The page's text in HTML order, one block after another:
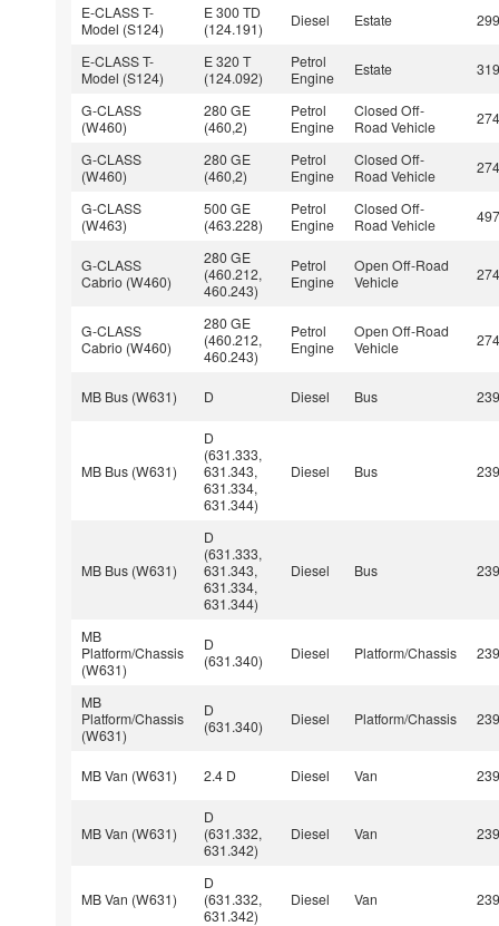
E-CLASS T-
Model (S124)
E 300 TD
(124.191)
Diesel Estate
E-CLASS T-
Model (S124)
E 320 T
(124.092)
Petrol
Engine
Estate
G-CLASS
(W460)
280 GE
(460,2)
Petrol
Engine
Closed Off-
Road Vehicle
G-CLASS
(W460)
280 GE
(460,2)
Petrol
Engine
Closed Off-
Road Vehicle
G-CLASS
(W463)
500 GE
(463.228)
Petrol
Engine
Closed Off-
Road Vehicle
G-CLASS
Cabrio (W460)
280 GE
(460.212,
460.243)
Petrol
Engine
Open Off-Road
Vehicle
G-CLASS
Cabrio (W460)
280 GE
(460.212,
460.243)
Petrol
Engine
Open Off-Road
Vehicle
MB Bus (W631) D Diesel Bus
MB Bus (W631)
D
(631.333,
631.343,
631.334,
631.344)
Diesel Bus
MB Bus (W631)
D
(631.333,
631.343,
631.334,
631.344)
Diesel Bus
MB
Platform/Chassis
(W631)
D
(631.340)
Diesel Platform/Chassis
MB
Platform/Chassis
(W631)
D
(631.340)
Diesel Platform/Chassis
MB Van (W631) 2.4 D Diesel Van
MB Van (W631)
D
(631.332,
631.342)
Diesel Van
MB Van (W631)
D
(631.332,
631.342)
Diesel Van